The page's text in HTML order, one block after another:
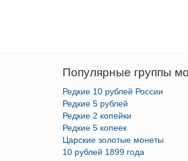
Популярные группы
Редкие 10 рублей России
Редкие 5 рублей
Редкие 2 копейки
Редкие 5 копеек
Царские золотые монеты
10 рублей 1899 года